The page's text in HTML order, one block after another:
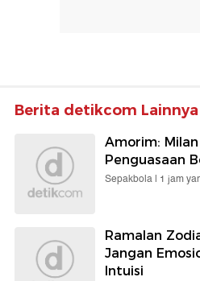
Berita detikcom Lainnya
Amorim:
Penguasaan
Sepakbola | 1 jam
Ramalan
Jangan
Intuisi